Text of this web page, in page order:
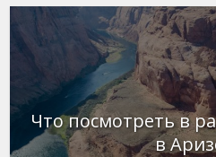
Что посмотреть в
в